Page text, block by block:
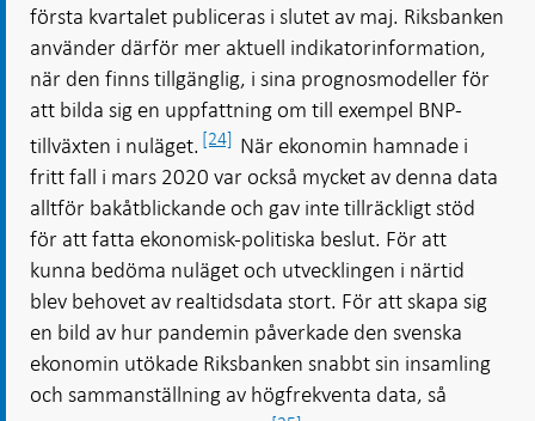
första kvartalet publiceras i slutet av maj. Riksbanken
använder därför mer aktuell indikatorinformation,
när den finns tillgänglig, i sina prognosmodeller för
att bilda sig en uppfattning om till exempel BNP-
tillväxten i nuläget. [24] När ekonomin hamnade i
fritt fall i mars 2020 var också mycket av denna data
alltför bakåtblickande och gav inte tillräckligt stöd
för att fatta ekonomisk-politiska beslut. För att
kunna bedöma nuläget och utvecklingen i närtid
blev behovet av realtidsdata stort. För att skapa sig
en bild av hur pandemin påverkade den svenska
ekonomin utökade Riksbanken snabbt sin insamling
och sammanställning av högfrekventa data, så